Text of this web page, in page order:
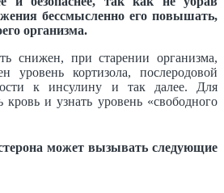
бессмысленно его повышать,
организма.
снижен, при старении организма,
уровень кортизола, послеродовой
к инсулину и так далее. Для
и узнать уровень «свободного
может вызывать следующие